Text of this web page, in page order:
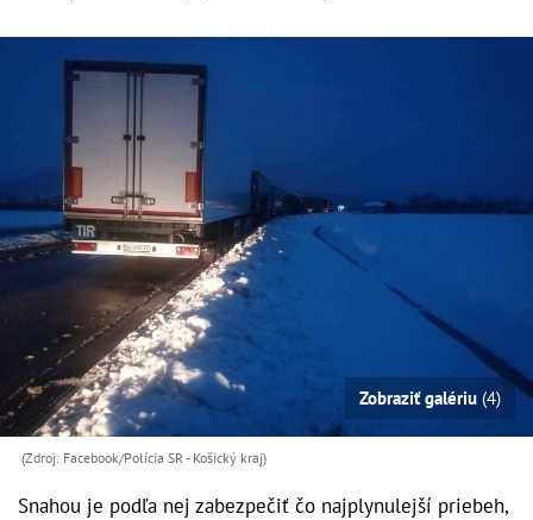
Zobraziť galériu (4)
(Zdroj: Facebook/Polícia SR - Košický kraj)
Snahou je podľa nej zabezpečiť čo najplynulejší priebeh,